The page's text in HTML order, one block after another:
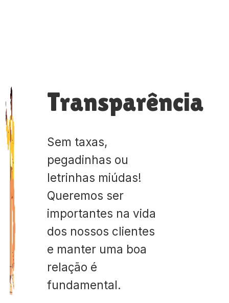
Transparência
Sem taxas,
pegadinhas ou
letrinhas miúdas!
Queremos ser
importantes na vida
dos nossos clientes
e manter uma boa
relação é
fundamental.